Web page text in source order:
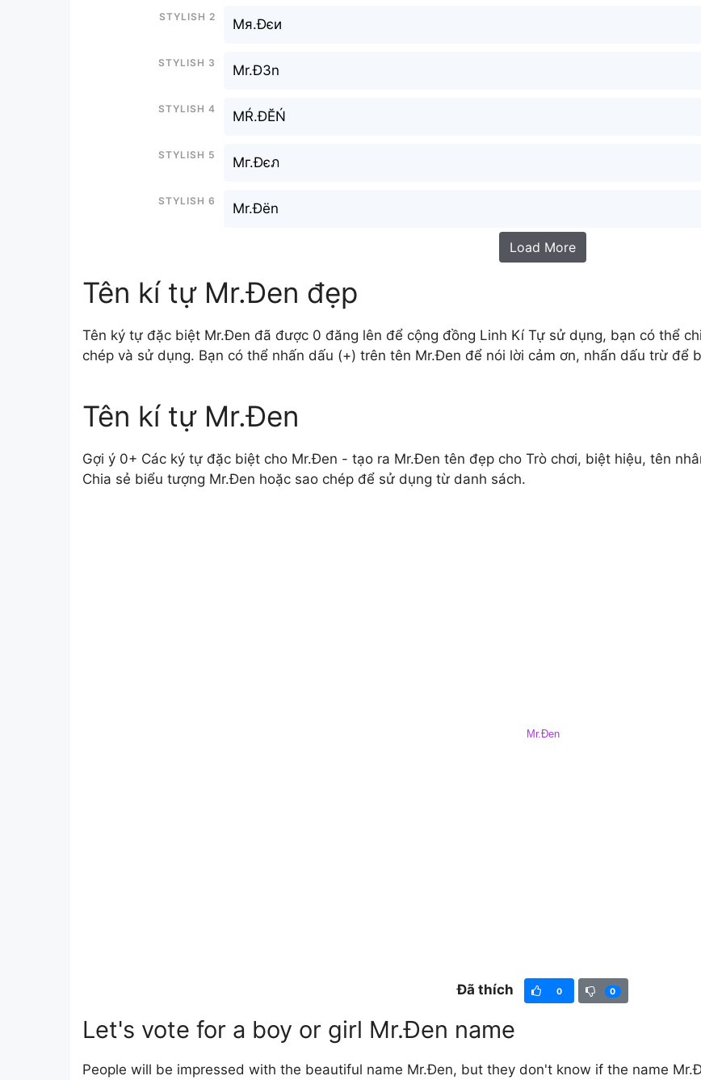
Stylish 2
Mя.Đєи
Stylish 3
Mr.Đ3n
Stylish 4
MŔ.ĐĔŃ
Stylish 5
Mг.Đєภ
Stylish 6
Mr.Đën
Load More
Tên kí tự Mr.Đen đẹp
Tên ký tự đặc biệt Mr.Đen đã được 0 đăng lên để cộng đồng Linh Kí Tự sử dụng, bạn có thể
chép và sử dụng. Bạn có thể nhấn dấu (+) trên tên Mr.Đen để nói lời cảm ơn, nhấn dấu trừ để
Tên kí tự Mr.Đen
Gợi ý 0+ Các ký tự đặc biệt cho Mr.Đen - tạo ra Mr.Đen tên đẹp cho Trò chơi, biệt hiệu, tên
Chia sẻ biểu tượng Mr.Đen hoặc sao chép để sử dụng từ danh sách.
Đã thích 0 0
Let's vote for a boy or girl Mr.Đen name
People will be impressed with the beautiful name Mr.Đen, but they don't know if the name